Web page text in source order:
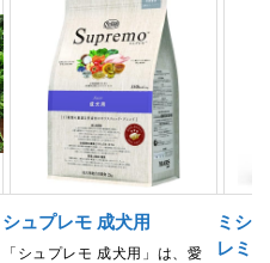
シュプレモ 成犬用
「シュプレモ 成犬用」は、愛
ミシ
レミ